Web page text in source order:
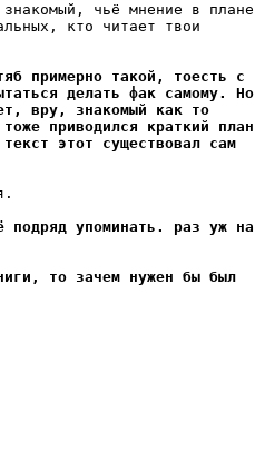
чьё мнение в плане
кто читает твои
примерно такой, тоесть с
делать фак самому. Hо
вру, знакомый как то
приводился краткий план
этот существовал сам
подряд упоминать. раз уж на
то зачем нужен бы был